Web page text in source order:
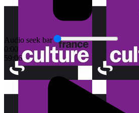
Audio seek bar
0:00
59:06